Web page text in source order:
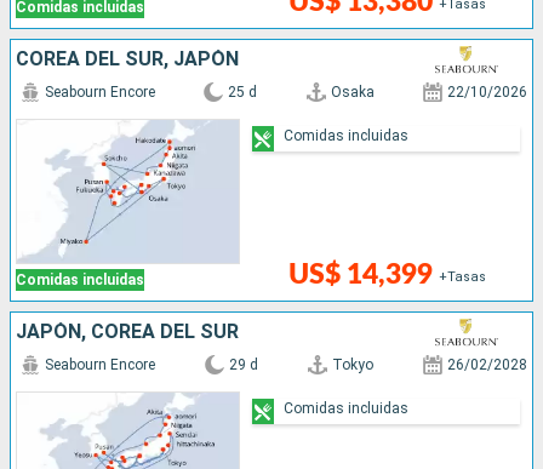
Comidas incluidas +Tasas
COREA DEL SUR, JAPÓN
Comidas incluidas
Seabourn Encore 25 d Osaka 22/10/2026
US$ 14,399 +Tasas
Comidas incluidas
JAPÓN, COREA DEL SUR
Seabourn Encore 29 d Tokyo 26/02/2028
Comidas incluidas